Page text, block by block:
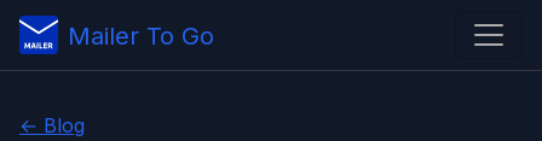
Mailer To Go
← Blog